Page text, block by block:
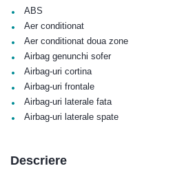
• ABS
• Aer conditionat
• Aer conditionat doua zone
• Airbag genunchi sofer
• Airbag-uri cortina
• Airbag-uri frontale
• Airbag-uri laterale fata
• Airbag-uri laterale spate
Descriere